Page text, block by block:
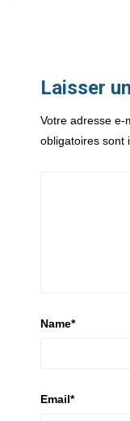
Laisser
Votre adresse e-
obligatoires sont
Name*
Email*